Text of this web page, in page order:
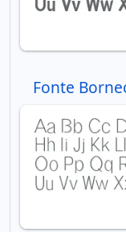
Fonte